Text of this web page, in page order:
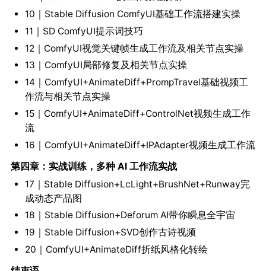
10｜Stable Diffusion ComfyUI基础工作流搭建实操
11｜SD ComfyUI提示词技巧
12｜ComfyUI视觉关键帧生成工作流及相关节点实操
13｜ComfyUI局部修复及相关节点实操
14｜ComfyUI+AnimateDiff+PrompTravel基础视频工
作流与相关节点实操
15｜ComfyUI+AnimateDiff+ControlNet视频生成工作
流
16｜ComfyUI+AnimateDiff+IPAdapter视频生成工作流
第四章：实战训练，多种 AI 工作流实战
17｜Stable Diffusion+LcLight+BrushNet+Runway完
成动态产品图
18｜Stable Diffusion+Deforum AI带你瞬息全宇宙
19｜Stable Diffusion+SVD创作古诗视频
20｜ComfyUI+AnimateDiff折纸风格化转绘